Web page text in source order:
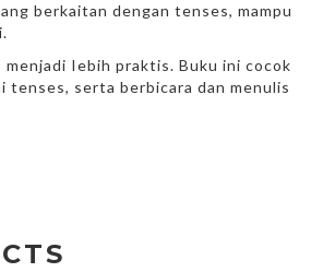
berkaitan dengan tenses, mampu
Iebih praktis. Buku ini cocok
tenses, serta berbicara dan menulis